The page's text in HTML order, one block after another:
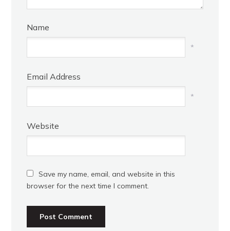
Name
*
Email Address
*
Website
Save my name, email, and website in this
browser for the next time I comment.